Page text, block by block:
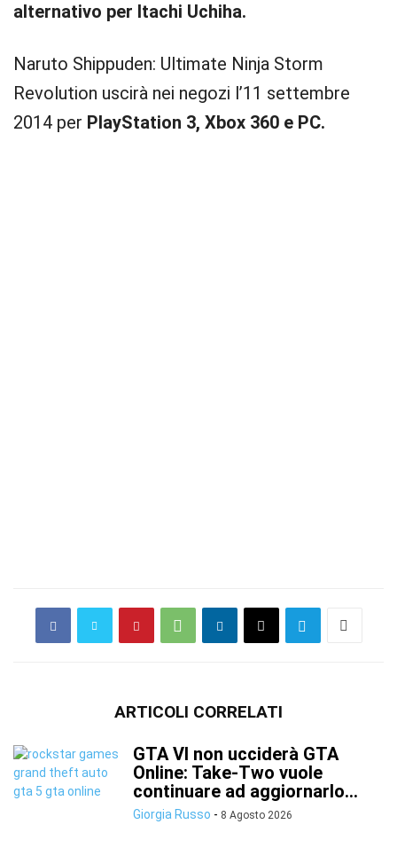
alternativo per Itachi Uchiha.
Naruto Shippuden: Ultimate Ninja Storm
Revolution uscirà nei negozi l’11 settembre
2014 per PlayStation 3, Xbox 360 e PC.
ARTICOLI CORRELATI
GTA VI non ucciderà GTA
Online: Take-Two vuole
continuare ad aggiornarlo...
Giorgia Russo - 8 Agosto 2026